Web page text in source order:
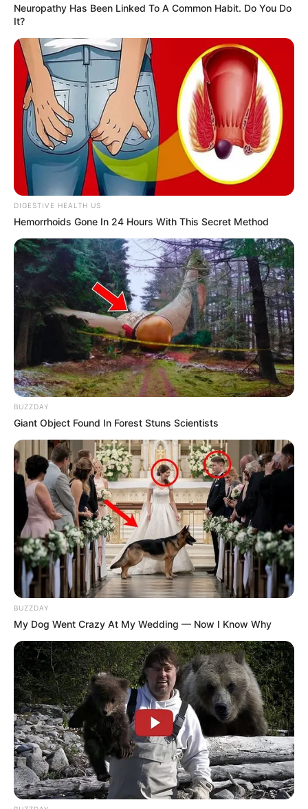
Neuropathy Has Been Linked To A Common Habit. Do You Do
It?
DIGESTIVE HEALTH US
Hemorrhoids Gone In 24 Hours With This Secret Method
BUZZDAY
Giant Object Found In Forest Stuns Scientists
BUZZDAY
My Dog Went Crazy At My Wedding — Now I Know Why